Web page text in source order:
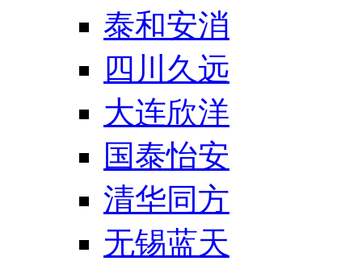
泰和安消
四川久远
大连欣洋
国泰怡安
清华同方
无锡蓝天